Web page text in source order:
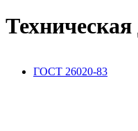
ГОСТ 26020-83